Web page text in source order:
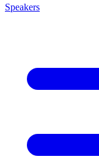
Speakers